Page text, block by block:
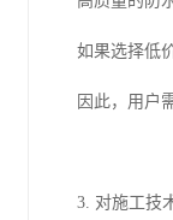
如果选择低
因此，用户
3. 对施工技